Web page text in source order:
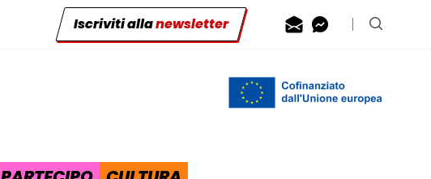
Iscriviti allanewsletter Contattaci via
Contattaci
Cerca